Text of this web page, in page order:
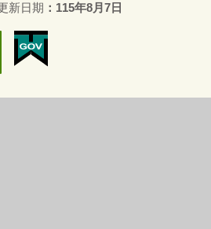
新日期 115年8月7日